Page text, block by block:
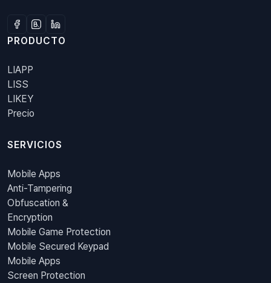
PRODUCTO
LIAPP
LISS
LIKEY
Precio
SERVICIOS
Mobile Apps
Anti-Tampering
Obfuscation &
Encryption
Mobile Game Protection
Mobile Secured Keypad
Mobile Apps
Screen Protection